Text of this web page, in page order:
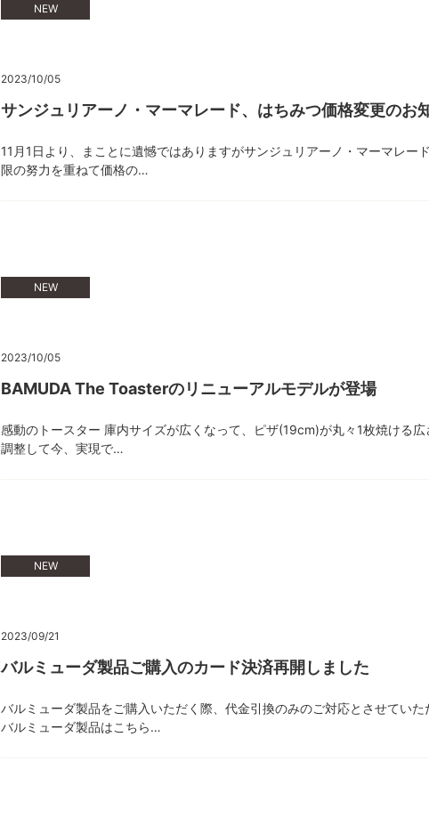
NEW
2023/10/05
サンジュリアーノ・マーマレード、はちみつ価格変更のお
11月1日より、まことに遺憾ではありますがサンジュリアーノ・マーマレ
限の努力を重ねて価格の…
NEW
2023/10/05
BAMUDA The Toasterのリニューアルモデルが登場
感動のトースター 庫内サイズが広くなって、ピザ(19cm)が丸々1枚焼ける
調整して今、実現で…
NEW
2023/09/21
バルミューダ製品ご購入のカード決済再開しました
バルミューダ製品をご購入いただく際、代金引換のみのご対応とさせてい
バルミューダ製品はこちら…